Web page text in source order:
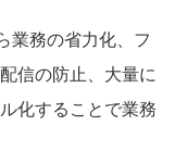
業務の省力化、フ
信の防止、大量に
化することで業務